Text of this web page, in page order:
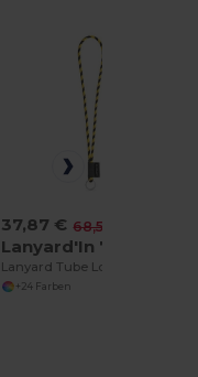
37,87 € 68,51 €
Lanyard'In 75093
+24 Farben